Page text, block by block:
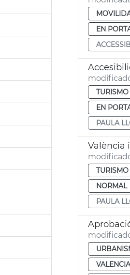
EN
TURISMO
EN
PAULA
València
TURISMO
NORMAL
PAULA
VALENCIA